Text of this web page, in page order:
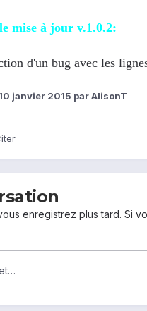
mise à jour v.1.0.2:
d'un bug avec les
10 janvier 2015 par AlisonT
enregistrez plus tard. Si